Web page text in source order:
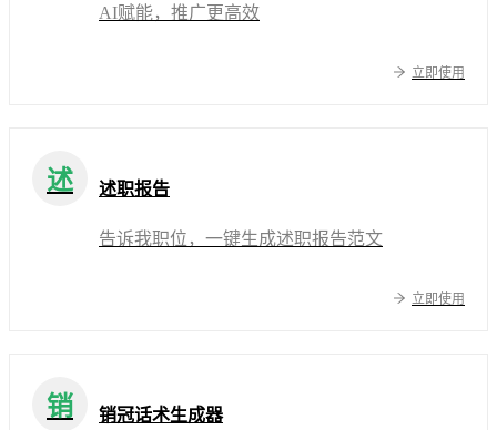
AI赋能，推广更高效
立即使用
述 述职报告
告诉我职位，一键生成述职报告范文
立即使用
销 销冠话术生成器